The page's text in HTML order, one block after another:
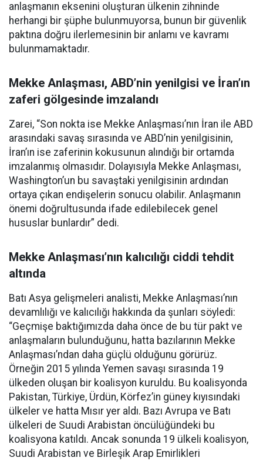
anlaşmanın eksenini oluşturan ülkenin zihninde
herhangi bir şüphe bulunmuyorsa, bunun bir güvenlik
paktına doğru ilerlemesinin bir anlamı ve kavramı
bulunmamaktadır.
Mekke Anlaşması, ABD’nin yenilgisi ve İran’ın
zaferi gölgesinde imzalandı
Zarei, “Son nokta ise Mekke Anlaşması’nın İran ile ABD
arasındaki savaş sırasında ve ABD’nin yenilgisinin,
İran’ın ise zaferinin kokusunun alındığı bir ortamda
imzalanmış olmasıdır. Dolayısıyla Mekke Anlaşması,
Washington’un bu savaştaki yenilgisinin ardından
ortaya çıkan endişelerin sonucu olabilir. Anlaşmanın
önemi doğrultusunda ifade edilebilecek genel
hususlar bunlardır” dedi.
Mekke Anlaşması’nın kalıcılığı ciddi tehdit
altında
Batı Asya gelişmeleri analisti, Mekke Anlaşması’nın
devamlılığı ve kalıcılığı hakkında da şunları söyledi:
“Geçmişe baktığımızda daha önce de bu tür pakt ve
anlaşmaların bulunduğunu, hatta bazılarının Mekke
Anlaşması’ndan daha güçlü olduğunu görürüz.
Örneğin 2015 yılında Yemen savaşı sırasında 19
ülkeden oluşan bir koalisyon kuruldu. Bu koalisyonda
Pakistan, Türkiye, Ürdün, Körfez’in güney kıyısındaki
ülkeler ve hatta Mısır yer aldı. Bazı Avrupa ve Batı
ülkeleri de Suudi Arabistan öncülüğündeki bu
koalisyona katıldı. Ancak sonunda 19 ülkeli koalisyon,
Suudi Arabistan ve Birleşik Arap Emirlikleri